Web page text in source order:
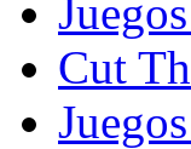
Cut